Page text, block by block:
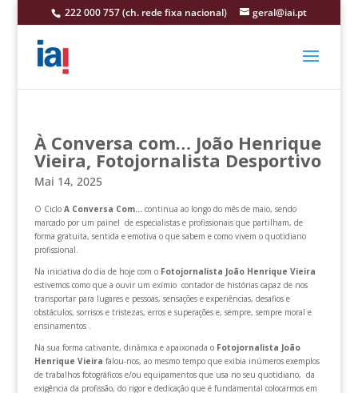
222 000 757 (ch. rede fixa nacional) geral@iai.pt
À Conversa com… João Henrique
Vieira, Fotojornalista Desportivo
Mai 14, 2025
O CicloA Conversa Com…continua ao longo do mês de maio, sendo
marcado por um painel de especialistas e profissionais que partilham, de
forma gratuita, sentida e emotiva o que sabem e como vivem o quotidiano
profissional.
Na iniciativa do dia de hoje com o Fotojornalista João Henrique Vieira
estivemos como que a ouvir um exímio contador de histórias capaz de nos
transportar para lugares e pessoas, sensações e experiências, desafios e
obstáculos, sorrisos e tristezas, erros e superações e, sempre, sempre moral e
ensinamentos .
Na sua forma cativante, dinâmica e apaixonada o Fotojornalista João
Henrique Vieira falou-nos, ao mesmo tempo que exibia inúmeros exemplos
de trabalhos fotográficos e/ou equipamentos que usa no seu quotidiano, da
exigência da profissão, do rigor e dedicação que é fundamental colocarmos em